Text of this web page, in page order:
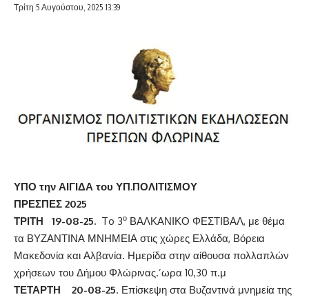
Τρίτη 5 Αυγούστου, 2025 13:39
ΥΠΟ την ΑΙΓΙΔΑ του ΥΠ.ΠΟΛΙΤΙΣΜΟΥ
ΠΡΕΣΠΕΣ 2025
ΤΡΙΤΗ 19-08-25. To 3ο ΒΑΛΚΑΝΙΚΟ ΦΕΣΤΙΒΑΛ, με θέμα
τα ΒΥΖΑΝΤΙΝΑ ΜΝΗΜΕΙΑ στις χώρες Ελλάδα, Βόρεια
Μακεδονία και Αλβανία. Ημερίδα στην αίθουσα πολλαπλών
χρήσεων του Δήμου Φλώρινας.’ωρα 10,30 π.μ
ΤΕΤΑΡΤΗ 20-08-25. Επίσκεψη στα Βυζαντινά μνημεία της